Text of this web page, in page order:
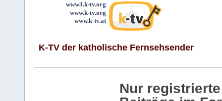
www3.k-tv.org
www.k-tv.org
www.k-tv.at
K-TV der katholische Fernsehsender
Nur